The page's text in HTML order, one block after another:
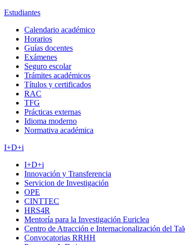
Estudiantes
Calendario académico
Horarios
Guías docentes
Exámenes
Seguro escolar
Trámites académicos
Títulos y certificados
RAC
TFG
Prácticas externas
Idioma moderno
Normativa académica
I+D+i
I+D+i
Innovación y Transferencia
Servicion de Investigación
OPE
CINTTEC
HRS4R
Mentoría para la Investigación Euriclea
Centro de Atracción e Internacionalización del
Convocatorias RRHH